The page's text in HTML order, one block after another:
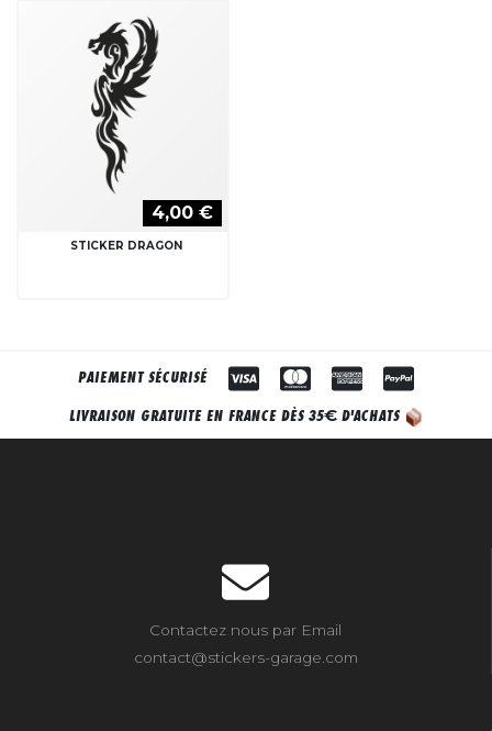
4,00 €
STICKER DRAGON
PAIEMENT SÉCURISÉ
LIVRAISON GRATUITE EN FRANCE DÈS 35€ D'ACHATS
Contactez nous par Email
contact@stickers-garage.com